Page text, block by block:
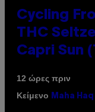
Cycling
THC
Capri Sun
12 ώρες πριν
Κείμενο
Maha Haq